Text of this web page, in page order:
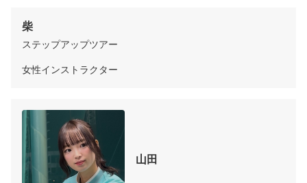
柴
ステップアップツアー
女性インストラクター
山田